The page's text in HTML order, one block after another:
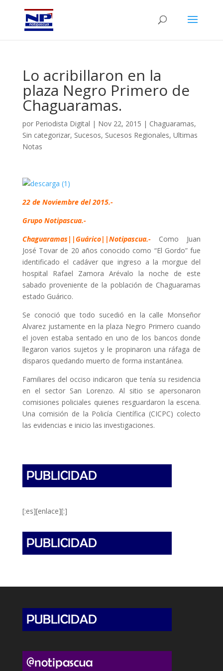
Lo acribillaron en la
plaza Negro Primero de
Chaguaramas.
por Periodista Digital | Nov 22, 2015 | Chaguaramas,
Sin categorizar, Sucesos, Sucesos Regionales, Ultimas
Notas
22 de Noviembre del 2015.-
Grupo Notipascua.-
Chaguaramas||Guárico||Notipascua.-
Como Juan
José Tovar de 20 años conocido como “El Gordo” fue
identificado el cadáver que ingreso a la morgue del
hospital Rafael Zamora Arévalo la noche de este
sabado proveniente de la población de Chaguaramas
estado Guárico.
Se conoció que todo sucedió en la calle Monseñor
Alvarez justamente en la plaza Negro Primero cuando
el joven estaba sentado en uno de los bancos donde
llegaron varios sujetos y le propinaron una ráfaga de
disparos quedando muerto de forma instantánea.
Familiares del occiso indicaron que tenía su residencia
en el sector San Lorenzo. Al sitio se apersonaron
comisiones policiales quienes resguardaron la escena.
Una comisión de la Policía Científica (CICPC) colecto
las evidencias e inicio las investigaciones.
[:es][enlace][:]